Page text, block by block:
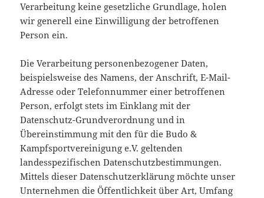
Verarbeitung keine gesetzliche Grundlage, holen
wir generell eine Einwilligung der betroffenen
Person ein.
Die Verarbeitung personenbezogener Daten,
beispielsweise des Namens, der Anschrift, E-Mail-
Adresse oder Telefonnummer einer betroffenen
Person, erfolgt stets im Einklang mit der
Datenschutz-Grundverordnung und in
Übereinstimmung mit den für die Budo &
Kampfsportvereinigung e.V. geltenden
landesspezifischen Datenschutzbestimmungen.
Mittels dieser Datenschutzerklärung möchte unser
Unternehmen die Öffentlichkeit über Art, Umfang